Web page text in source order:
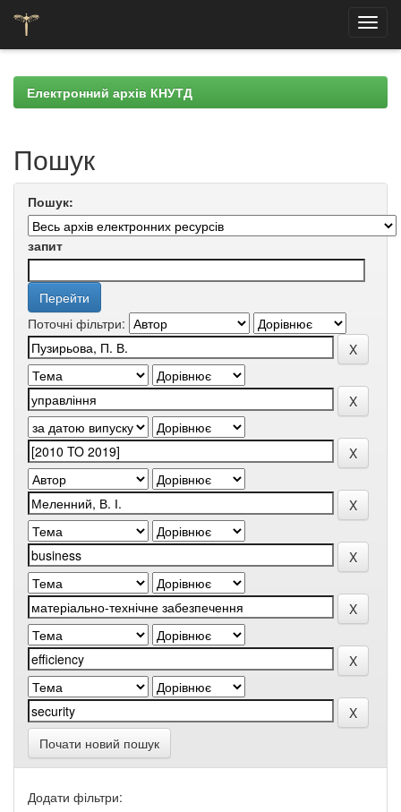
navigationЕлектронний архів КНУТД
Пошук
Пошук:
запит
Поточні фільтри:
Почати новий пошук
Додати фільтри: